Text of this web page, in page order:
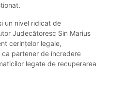
un nivel ridicat de
Judecătoresc Sin Marius
cerințelor legale,
partener de încredere
legate de recuperarea